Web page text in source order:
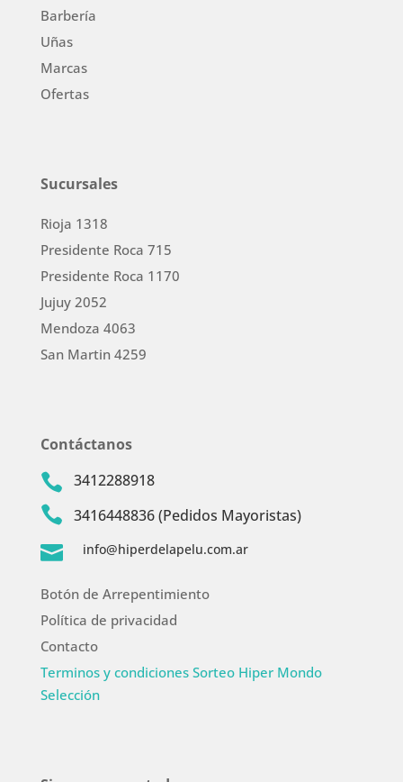
Barbería
Uñas
Marcas
Ofertas
Sucursales
Rioja 1318
Presidente Roca 715
Presidente Roca 1170
Jujuy 2052
Mendoza 4063
San Martin 4259
Contáctanos
 3412288918
 3416448836 (Pedidos Mayoristas)
 info@hiperdelapelu.com.ar
Botón de Arrepentimiento
Política de privacidad
Contacto
Terminos y condiciones Sorteo Hiper Mondo
Selección